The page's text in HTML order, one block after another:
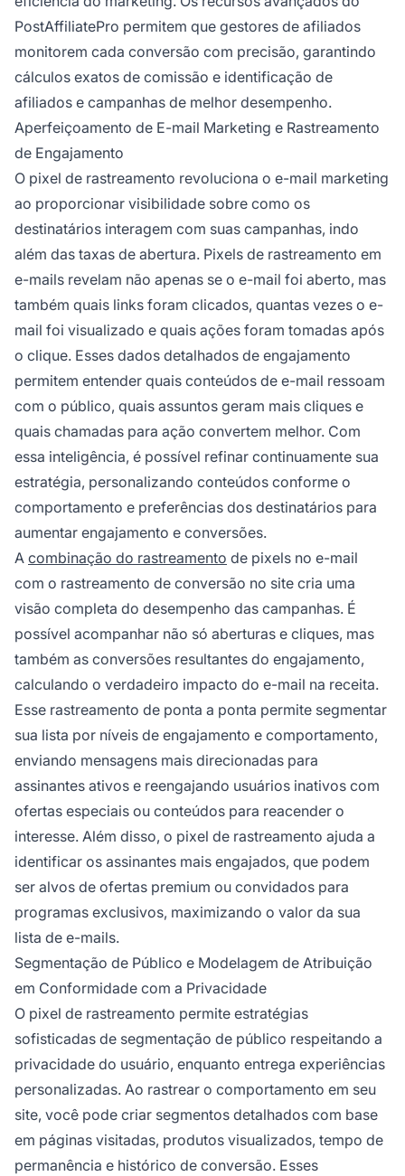
PostAffiliatePro permitem que gestores de afiliados
monitorem cada conversão com precisão, garantindo
cálculos exatos de comissão e identificação de
afiliados e campanhas de melhor desempenho.
Aperfeiçoamento de E-mail Marketing e Rastreamento
de Engajamento
O pixel de rastreamento revoluciona o e-mail marketing
ao proporcionar visibilidade sobre como os
destinatários interagem com suas campanhas, indo
além das taxas de abertura. Pixels de rastreamento em
e-mails revelam não apenas se o e-mail foi aberto, mas
também quais links foram clicados, quantas vezes o e-
mail foi visualizado e quais ações foram tomadas após
o clique. Esses dados detalhados de engajamento
permitem entender quais conteúdos de e-mail ressoam
com o público, quais assuntos geram mais cliques e
quais chamadas para ação convertem melhor. Com
essa inteligência, é possível refinar continuamente sua
estratégia, personalizando conteúdos conforme o
comportamento e preferências dos destinatários para
aumentar engajamento e conversões.
A combinação do rastreamento de pixels no e-mail
com o rastreamento de conversão no site cria uma
visão completa do desempenho das campanhas. É
possível acompanhar não só aberturas e cliques, mas
também as conversões resultantes do engajamento,
calculando o verdadeiro impacto do e-mail na receita.
Esse rastreamento de ponta a ponta permite segmentar
sua lista por níveis de engajamento e comportamento,
enviando mensagens mais direcionadas para
assinantes ativos e reengajando usuários inativos com
ofertas especiais ou conteúdos para reacender o
interesse. Além disso, o pixel de rastreamento ajuda a
identificar os assinantes mais engajados, que podem
ser alvos de ofertas premium ou convidados para
programas exclusivos, maximizando o valor da sua
lista de e-mails.
Segmentação de Público e Modelagem de Atribuição
em Conformidade com a Privacidade
O pixel de rastreamento permite estratégias
sofisticadas de segmentação de público respeitando a
privacidade do usuário, enquanto entrega experiências
personalizadas. Ao rastrear o comportamento em seu
site, você pode criar segmentos detalhados com base
em páginas visitadas, produtos visualizados, tempo de
permanência e histórico de conversão. Esses